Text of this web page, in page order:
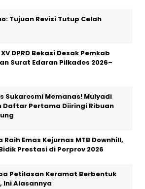
Tujuan Revisi Tutup Celah
DPRD Bekasi Desak Pemkab
Surat Edaran Pilkades 2026–
Sukaresmi Memanas! Mulyadi
Daftar Pertama Diiringi Ribuan
Raih Emas Kejurnas MTB Downhill,
Prestasi di Porprov 2026
Petilasan Keramat Berbentuk
Ini Alasannya